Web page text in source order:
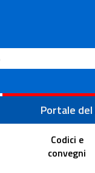
Portale
Codici e
convegni